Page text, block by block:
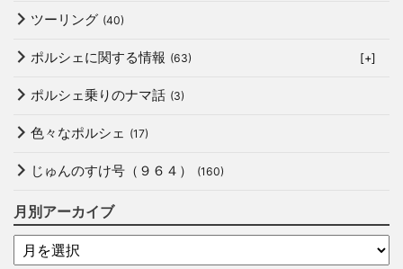
ツーリング (40)
ポルシェに関する情報 (63) [+]
ポルシェ乗りのナマ話 (3)
色々なポルシェ (17)
じゅんのすけ号（９６４） (160)
月別アーカイブ